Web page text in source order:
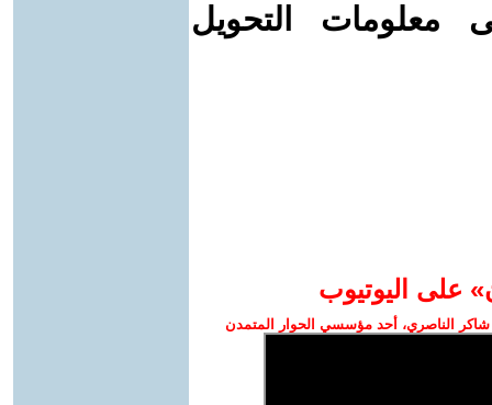
معلومات التحويل
على اليوتيوب
الناصري، أحد مؤسسي الحوار المتمدن